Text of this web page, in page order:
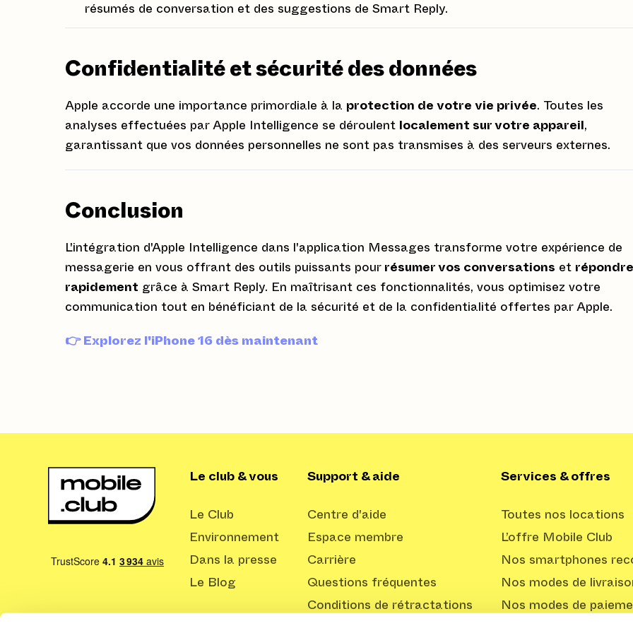
résumés de conversation et des suggestions de Smart Reply.
Confidentialité et sécurité des données
Apple accorde une importance primordiale à la protection de votre vie privée. Toutes les
analyses effectuées par Apple Intelligence se déroulent
localement sur votre appareil ,
garantissant que vos données personnelles ne sont pas transmises à des serveurs externes.
Conclusion
L'intégration d'Apple Intelligence dans l'application Messages transforme votre expérience de
messagerie en vous offrant des outils puissants pour résumer vos conversations et répondre
rapidement grâce à Smart Reply. En maîtrisant ces fonctionnalités, vous optimisez votre
communication tout en bénéficiant de la sécurité et de la confidentialité offertes par Apple.
👉 Explorez l'iPhone 16 dès maintenant
Le club & vous
Le Club
Environnement
Dans la presse
Le Blog
Support & aide
Centre d'aide
Espace membre
Carrière
Questions fréquentes
Conditions de rétractations
Services & offres
Toutes nos locations
L’offre Mobile Club
Nos smartphones
Nos modes de
Nos modes de